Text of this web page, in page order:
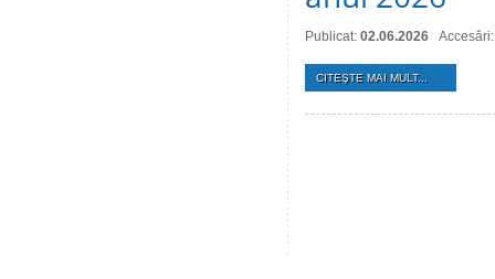
Publicat: 02.06.2026
CITEŞTE MAI MULT...